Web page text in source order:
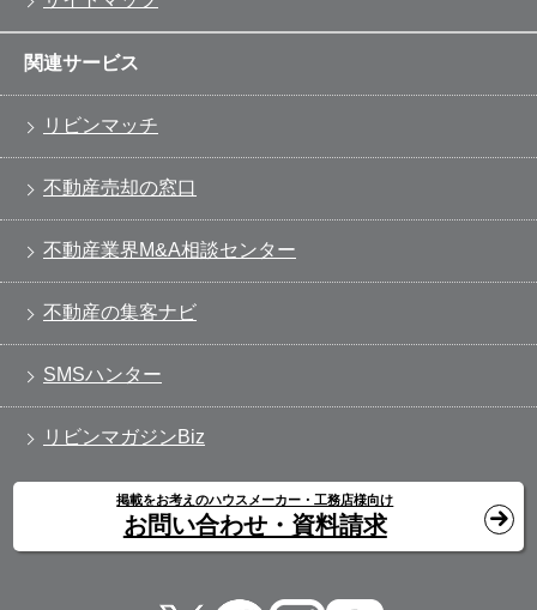
関連サービス
リビンマッチ
不動産売却の窓口
不動産業界M&A相談センター
不動産の集客ナビ
SMSハンター
リビンマガジンBiz
掲載をお考えのハウスメーカー・工務店様向け
お問い合わせ・資料請求